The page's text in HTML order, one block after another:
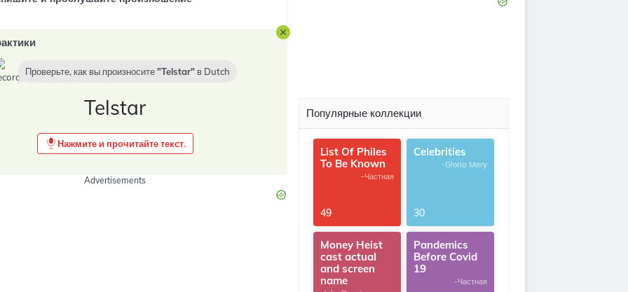
Проверьте, как вы произносите Telstar в Dutch
Telstar
Нажмите и прочитайте текст.
Advertisements
Популярные коллекции
List Of Philes
To Be Known
-Частная
49
Celebrities
-Gloria Mary
30
Money Heist
cast actual
and screen
name
Pandemics
Before Covid
19
-Частная